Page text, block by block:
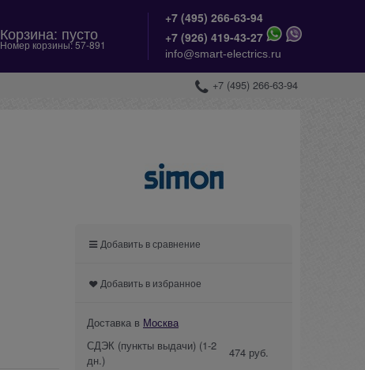
Корзина: пусто
Номер корзины: 57-891
+7 (495) 266-63-94
+7 (926) 419-43-27
info@smart-electrics.ru
+7 (495) 266-63-94
Добавить в сравнение
Добавить в избранное
Доставка в Москва
СДЭК (пункты выдачи) (1-2
дн.)
474 руб.